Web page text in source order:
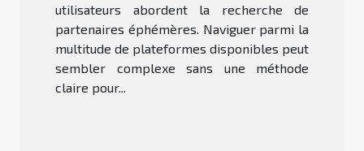
utilisateurs abordent la recherche de
partenaires éphémères. Naviguer parmi la
multitude de plateformes disponibles peut
sembler complexe sans une méthode
claire pour...